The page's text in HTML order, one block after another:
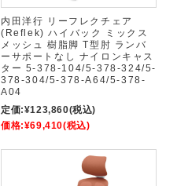
内田洋行 リーフレクチェア
(Reflek) ハイバック ミックス
メッシュ 樹脂脚 T型肘 ランバ
ーサポートなし ナイロンキャス
ター 5-378-104/5-378-324/5-
378-304/5-378-A64/5-378-
A04
定価:¥123,860(税込)
価格:¥69,410(税込)